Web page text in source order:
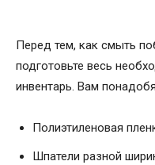
Перед тем, как смыть
подготовьте весь
инвентарь. Вам
Полиэтиленовая
Шпатели разной